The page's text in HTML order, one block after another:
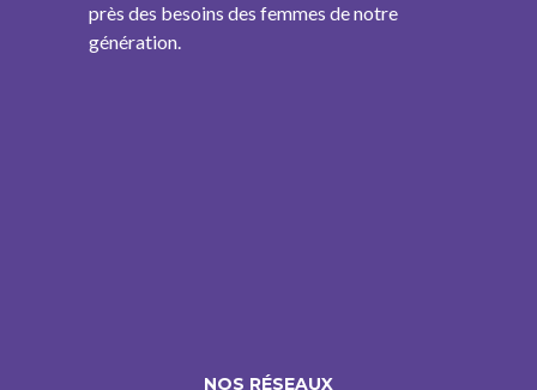
près des besoins des femmes de notre
génération.
NOS RÉSEAUX